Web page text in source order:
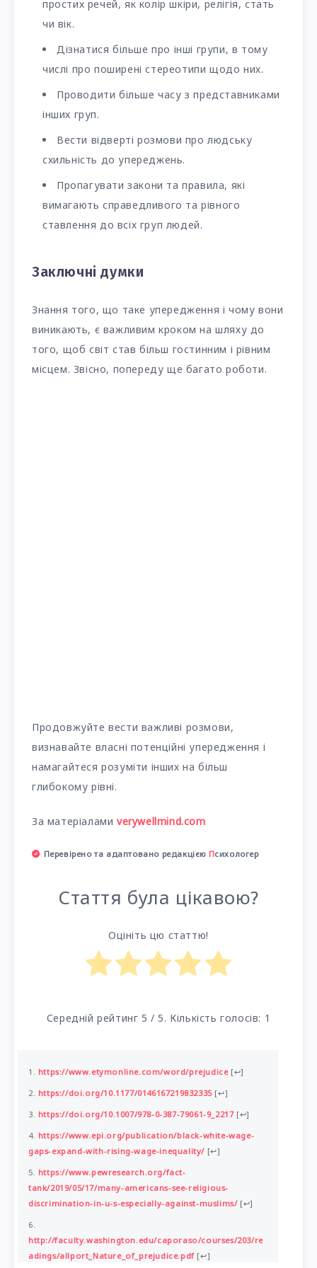
простих речей, як колір шкіри, релігія, стать
чи вік.
Дізнатися більше про інші групи, в тому
числі про поширені стереотипи щодо них.
Проводити більше часу з представниками
інших груп.
Вести відверті розмови про людську
схильність до упереджень.
Пропагувати закони та правила, які
вимагають справедливого та рівного
ставлення до всіх груп людей.
Заключні думки
Знання того, що таке упередження і чому вони
виникають, є важливим кроком на шляху до
того, щоб світ став більш гостинним і рівним
місцем. Звісно, попереду ще багато роботи.
Продовжуйте вести важливі розмови,
визнавайте власні потенційні упередження і
намагайтеся розуміти інших на більш
глибокому рівні.
За матеріалами verywellmind.com
Перевірено та адаптовано редакцією Психологер
Стаття була цікавою?
Оцініть цю статтю!
Середній рейтинг 5 / 5. Кількість голосів: 1
https://www.etymonline.com/word/prejudice[↩]
https://doi.org/10.1177/0146167219832335[↩]
https://doi.org/10.1007/978-0-387-79061-9_2217[↩]
https://www.epi.org/publication/black-white-wage-
gaps-expand-with-rising-wage-inequality/ [↩]
https://www.pewresearch.org/fact-
tank/2019/05/17/many-americans-see-religious-
discrimination-in-u-s-especially-against-muslims/[↩]
http://faculty.washington.edu/caporaso/courses/203/re
adings/allport_Nature_of_prejudice.pdf[↩]